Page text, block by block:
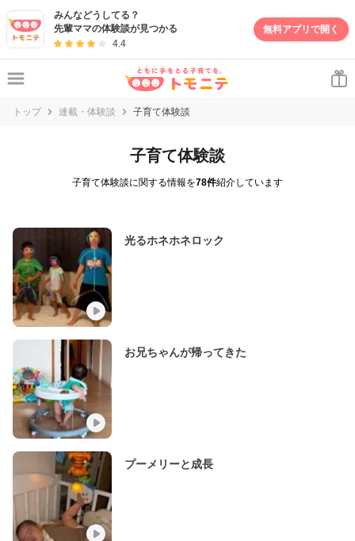
みんなどうしてる？
先輩ママの体験談が見つかる
4.4
無料アプリで開く
トップ 連載・体験談 子育て体験談
子育て体験談
子育て体験談に関する情報を78件紹介しています
光るホネホネロック
お兄ちゃんが帰ってきた
プーメリーと成長